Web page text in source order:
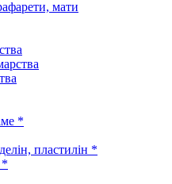
мати
*
пластилін *
*